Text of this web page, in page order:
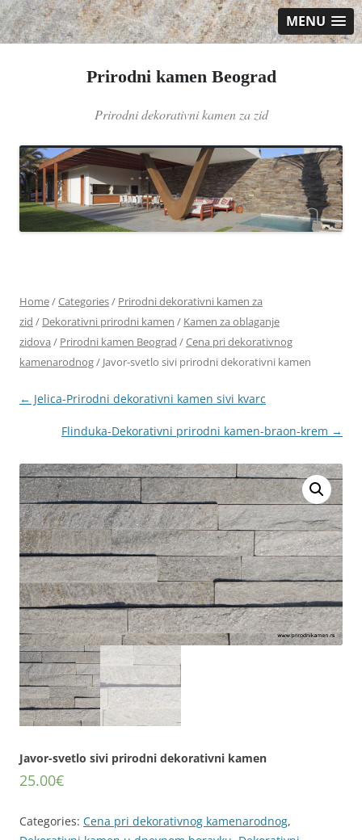
MENU
Prirodni kamen Beograd
Prirodni dekorativni kamen za zid
Home/Categories/ Prirodni dekorativni kamen za
zid / Dekorativni prirodni kamen / Kamen za oblaganje
zidova / Prirodni kamen Beograd /Cena pri dekorativnog
kamenarodnog/ Javor-svetlo sivi prirodni dekorativni kamen
← Jelica-Prirodni dekorativni kamen sivi kvarc
Flinduka-Dekorativni prirodni kamen-braon-krem →
Javor-svetlo sivi prirodni dekorativni kamen
25.00€
Categories: Cena pri dekorativnog kamenarodnog,